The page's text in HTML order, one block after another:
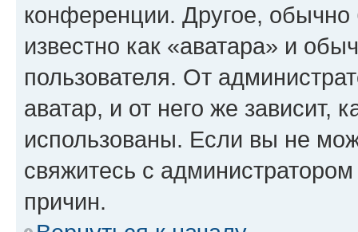
конференции. Другое,
известно как «аватара» и
пользователя. От
аватар, и от него же зависит,
использованы. Если вы не
свяжитесь с
причин.